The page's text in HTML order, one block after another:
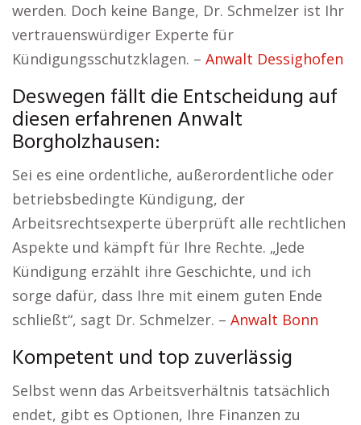
werden. Doch keine Bange, Dr. Schmelzer ist Ihr
vertrauenswürdiger Experte für
Kündigungsschutzklagen. – Anwalt Dessighofen
Deswegen fällt die Entscheidung auf
diesen erfahrenen Anwalt
Borgholzhausen:
Sei es eine ordentliche, außerordentliche oder
betriebsbedingte Kündigung, der
Arbeitsrechtsexperte überprüft alle rechtlichen
Aspekte und kämpft für Ihre Rechte. „Jede
Kündigung erzählt ihre Geschichte, und ich
sorge dafür, dass Ihre mit einem guten Ende
schließt“, sagt Dr. Schmelzer. – Anwalt Bonn
Kompetent und top zuverlässig
Selbst wenn das Arbeitsverhältnis tatsächlich
endet, gibt es Optionen, Ihre Finanzen zu